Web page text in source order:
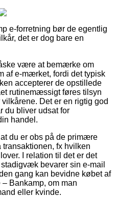
e-forretning bør de egentlig
det er dog bare en
være at bemærke om
af e-mærket, fordi det typisk
accepterer de opstillede
rutinemæssigt føres tilsyn
Det er en rigtig god
du bliver udsat for
handel.
du er obs på de primære
transaktionen, fx hvilken
I relation til det er det
bevarer sin e-mail
gang kan bevidne købet af
Bankamp, om man
eller kvinde.